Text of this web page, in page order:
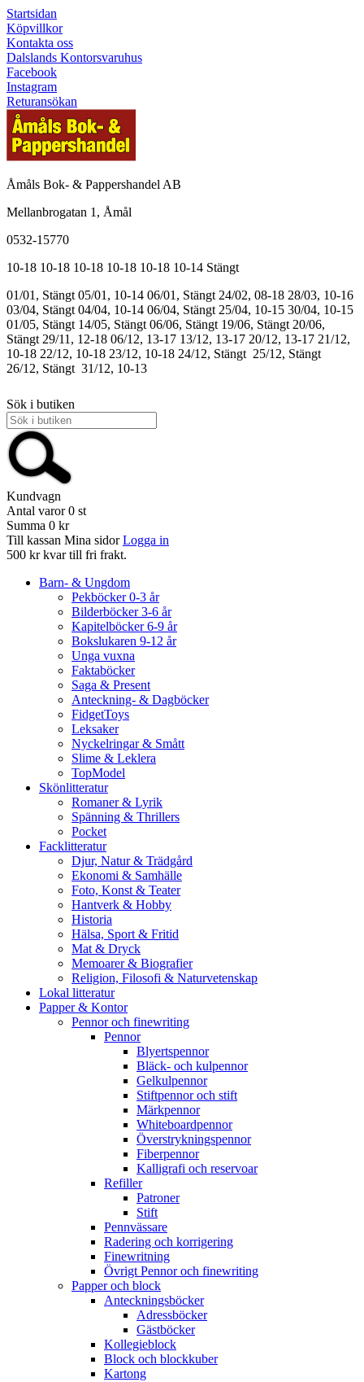
Startsidan
Köpvillkor
Kontakta oss
Dalslands Kontorsvaruhus
Facebook
Instagram
Returansökan
Åmåls Bok- & Pappershandel AB
Mellanbrogatan 1, Åmål
0532-15770
10-18 10-18 10-18 10-18 10-18 10-14 Stängt
01/01, Stängt 05/01, 10-14 06/01, Stängt 24/02, 08-18 28/03, 10-16
03/04, Stängt 04/04, 10-14 06/04, Stängt 25/04, 10-15 30/04, 10-15
01/05, Stängt 14/05, Stängt 06/06, Stängt 19/06, Stängt 20/06,
Stängt 29/11, 12-18 06/12, 13-17 13/12, 13-17 20/12, 13-17 21/12,
10-18 22/12, 10-18 23/12, 10-18 24/12, Stängt 25/12, Stängt
26/12, Stängt 31/12, 10-13
Sök i butiken
Kundvagn
Antal varor 0 st
Summa 0 kr
Till kassan Mina sidor Logga in
500 kr kvar till fri frakt.
Barn- & Ungdom
Pekböcker 0-3 år
Bilderböcker 3-6 år
Kapitelböcker 6-9 år
Bokslukaren 9-12 år
Unga vuxna
Faktaböcker
Saga & Present
Anteckning- & Dagböcker
FidgetToys
Leksaker
Nyckelringar & Smått
Slime & Leklera
TopModel
Skönlitteratur
Romaner & Lyrik
Spänning & Thrillers
Pocket
Facklitteratur
Djur, Natur & Trädgård
Ekonomi & Samhälle
Foto, Konst & Teater
Hantverk & Hobby
Historia
Hälsa, Sport & Fritid
Mat & Dryck
Memoarer & Biografier
Religion, Filosofi & Naturvetenskap
Lokal litteratur
Papper & Kontor
Pennor och finewriting
Pennor
Blyertspennor
Bläck- och kulpennor
Gelkulpennor
Stiftpennor och stift
Märkpennor
Whiteboardpennor
Överstrykningspennor
Fiberpennor
Kalligrafi och reservoar
Refiller
Patroner
Stift
Pennvässare
Radering och korrigering
Finewritning
Övrigt Pennor och finewriting
Papper och block
Anteckningsböcker
Adressböcker
Gästböcker
Kollegieblock
Block och blockkuber
Kartong